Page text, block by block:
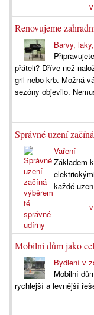
Renovujeme
Barvy,
přáteli? Dříve než
gril nebo krb. Možná
sezóny objevilo.
Správné uzení
Vaření
Základem
každé
Mobilní dům jako
Bydlení v
Mobilní
rychlejší a levnější